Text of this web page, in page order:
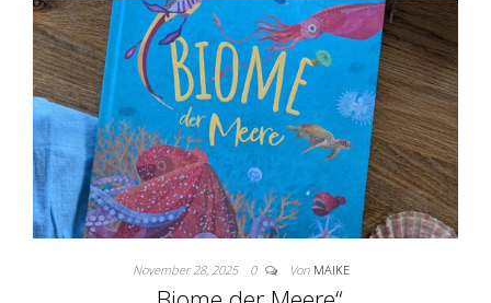
November 28, 2025 0 Von MAIKE